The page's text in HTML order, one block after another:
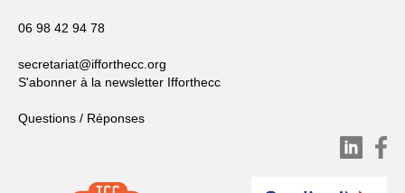
06 98 42 94 78
secretariat@ifforthecc.org
S'abonner à la newsletter Ifforthecc
Questions / Réponses